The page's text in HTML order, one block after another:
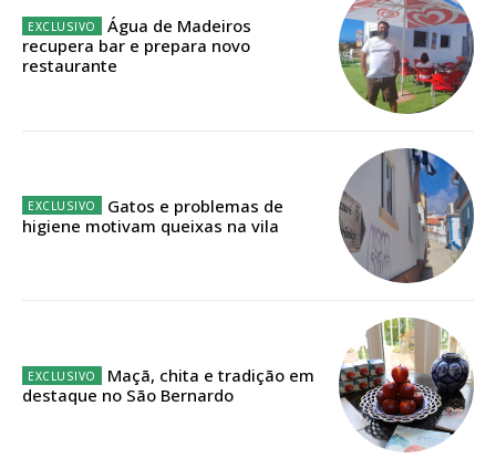
12 meses
Acesso aos conteúdos Exclusivos para
assinantes
Ofertas para assinatura anual
Água de Madeiros
recupera bar e prepara novo
restaurante
Gatos e problemas de
higiene motivam queixas na vila
Maçã, chita e tradição em
destaque no São Bernardo